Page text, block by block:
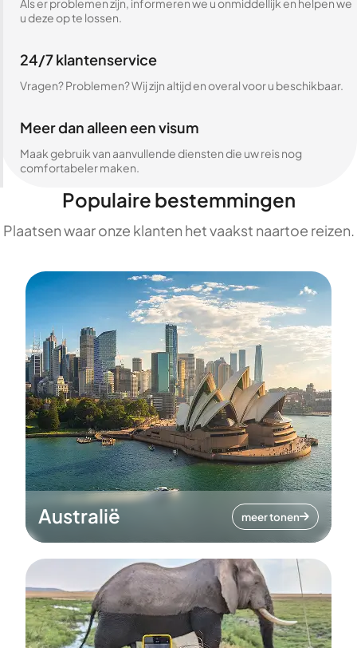
Als er problemen zijn, informeren we u onmiddellijk en helpen we
u deze op te lossen.
24/7 klantenservice
Vragen? Problemen? Wij zijn altijd en overal voor u beschikbaar.
Meer dan alleen een visum
Maak gebruik van aanvullende diensten die uw reis nog
comfortabeler maken.
Populaire bestemmingen
Plaatsen waar onze klanten het vaakst naartoe reizen.
Australië meer tonen